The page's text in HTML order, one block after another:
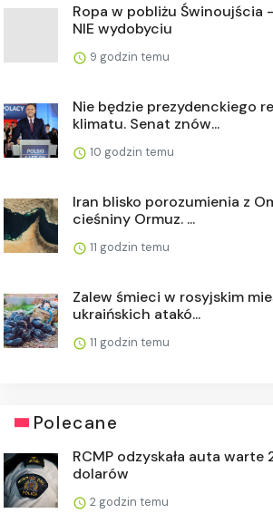
Ropa w pobliżu Świnoujścia
NIE wydobyciu
9 godzin temu
Nie będzie prezydenckiego
klimatu. Senat znów...
10 godzin temu
Iran blisko porozumienia z
cieśniny Ormuz. ...
11 godzin temu
Zalew śmieci w rosyjskim
ukraińskich atakó...
11 godzin temu
Polecane
RCMP odzyskała auta warte
dolarów
2 godzin temu